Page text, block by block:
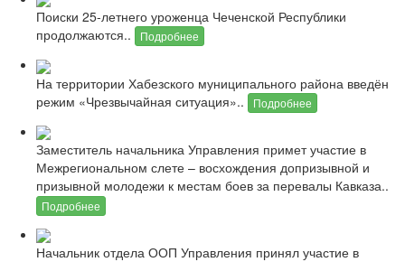
Поиски 25-летнего уроженца Чеченской Республики
продолжаются..
Подробнее
На территории Хабезского муниципального района введён
режим «Чрезвычайная ситуация»..
Подробнее
Заместитель начальника Управления примет участие в
Межрегиональном слете – восхождения допризывной и
призывной молодежи к местам боев за перевалы Кавказа..
Подробнее
Начальник отдела ООП Управления принял участие в